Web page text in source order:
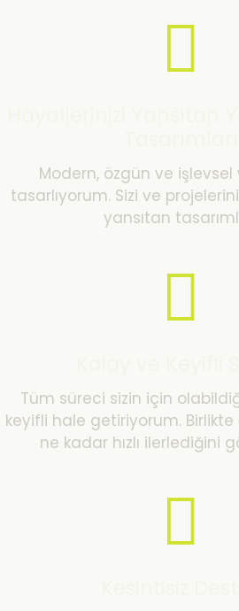
Modern, özgün ve
tasarlıyorum. Sizi ve
yansıtan
Tüm süreci sizin için
keyifli hale getiriyorum. Birlikte
ne kadar hızlı ilerlediğini